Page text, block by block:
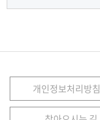
개인정보처리방침